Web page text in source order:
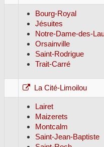
Bourg-Royal
Jésuites
Notre-Dame-des-
Orsainville
Saint-Rodrigue
Trait-Carré
La Cité-Limoilou
Lairet
Maizerets
Montcalm
Saint-Jean-Baptiste